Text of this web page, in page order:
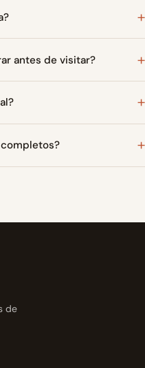
antes de visitar?
de